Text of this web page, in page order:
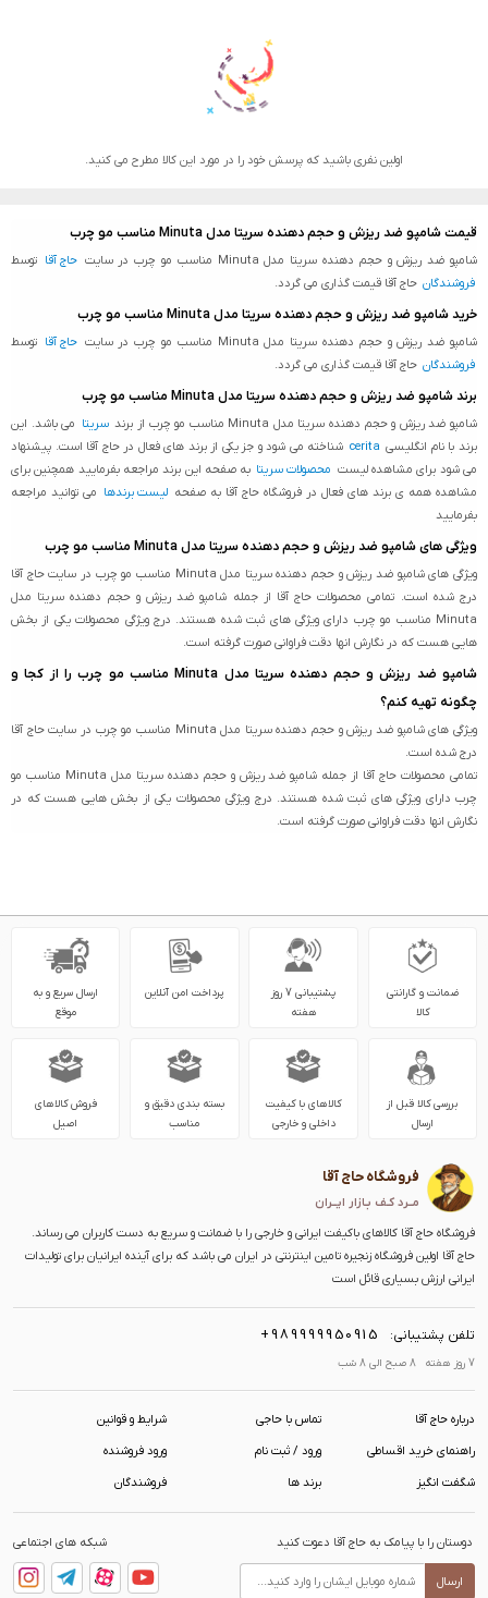
اولین نفری باشید که پرسش خود را در مورد این کالا مطرح می کنید.
قیمت شامپو ضد ریزش و حجم دهنده سریتا مدل Minuta مناسب مو چرب
شامپو ضد ریزش و حجم دهنده سریتا مدل Minuta مناسب مو چرب در سایت حاج آقا توسط
فروشندگان حاج آقا قیمت گذاری می گردد.
خرید شامپو ضد ریزش و حجم دهنده سریتا مدل Minuta مناسب مو چرب
شامپو ضد ریزش و حجم دهنده سریتا مدل Minuta مناسب مو چرب در سایت حاج آقا توسط
فروشندگان حاج آقا قیمت گذاری می گردد.
برند شامپو ضد ریزش و حجم دهنده سریتا مدل Minuta مناسب مو چرب
شامپو ضد ریزش و حجم دهنده سریتا مدل Minuta مناسب مو چرب از برند سریتا می باشد. این
برند با نام انگلیسی cerita شناخته می شود و جز یکی از برند های فعال در حاج آقا است. پیشنهاد
می شود برای مشاهده لیست محصولات سریتا به صفحه این برند مراجعه بفرمایید همچنین برای
مشاهده همه ی برند های فعال در فروشگاه حاج آقا به صفحه لیست برندها می توانید مراجعه
بفرمایید
ویژگی های شامپو ضد ریزش و حجم دهنده سریتا مدل Minuta مناسب مو چرب
ویژگی های شامپو ضد ریزش و حجم دهنده سریتا مدل Minuta مناسب مو چرب در سایت حاج آقا
درج شده است. تمامی محصولات حاج آقا از جمله شامپو ضد ریزش و حجم دهنده سریتا مدل
Minuta مناسب مو چرب دارای ویژگی های ثبت شده هستند. درج ویژگی محصولات یکی از بخش
هایی هست که در نگارش انها دقت فراوانی صورت گرفته است.
شامپو ضد ریزش و حجم دهنده سریتا مدل Minuta مناسب مو چرب را از کجا و
چگونه تهیه کنم؟
ویژگی های شامپو ضد ریزش و حجم دهنده سریتا مدل Minuta مناسب مو چرب در سایت حاج آقا
درج شده است.
تمامی محصولات حاج آقا از جمله شامپو ضد ریزش و حجم دهنده سریتا مدل Minuta مناسب مو
چرب دارای ویژگی های ثبت شده هستند. درج ویژگی محصولات یکی از بخش هایی هست که در
نگارش انها دقت فراوانی صورت گرفته است.
ضمانت و گارانتی
کالا
پشتیبانی 7 روز
هفته
پرداخت امن آنلاین
ارسال سریع و به
موقع
بررسی کالا قبل از
ارسال
کالاهای با کیفیت
داخلی و خارجی
بسته بندی دقیق و
مناسب
فروش کالاهای
اصیل
فروشگاه حاج آقا
مــرد کـف بـازار ایــران
فروشگاه حاج آقا کالاهای باکیفت ایرانی و خارجی را با ضمانت و سریع به دست کاربران می رساند.
حاج آقا اولین فروشگاه زنجیره تامین اینترنتی در ایران می باشد که برای آینده ایرانیان برای تولیدات
ایرانی ارزش بسیاری قائل است
تلفن پشتیبانی: +989999950915
7 روز هفته 8 صبح الی 8 شب
درباره حاج آقا تماس با حاجی شرایط و قوانین
راهنمای خرید اقساطی ورود / ثبت نام ورود فروشنده
شگفت انگیز برند ها فروشندگان
دوستان را با پیامک به حاج آقا دعوت کنید
ارسال
شبکه های اجتماعی